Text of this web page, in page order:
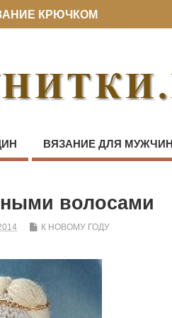
КРЮЧКОМ
ВЯЗАНИЕ ДЛЯ МУЖЧИН
волосами
К НОВОМУ ГОДУ